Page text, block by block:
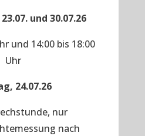
und 30.07.26
und 14:00 bis 18:00
Uhr
24.07.26
nur
nach